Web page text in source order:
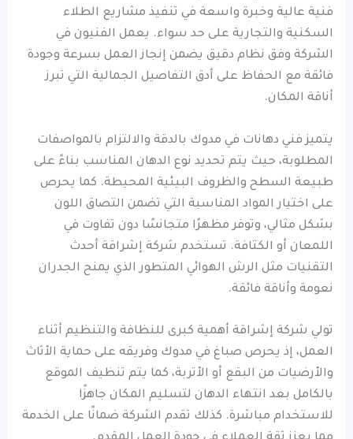
فنية عالية وخبرة واسعة في تنفيذ مشاريع الطلاء
السكنية والتجارية على حد سواء. يعمل الفنيون في
الشركة وفق نظام دقيق يضمن إنجاز العمل بسرعة وجودة
فائقة مع الحفاظ على أدق التفاصيل الجمالية التي تبرز
أناقة المكان.
يتميز فني دهانات في مدوك بالدقة والالتزام بالمواصفات
المطلوبة، حيث يتم تحديد نوع الدهان المناسب بناءً على
طبيعة السطح والظروف البيئية المحيطة. كما يحرص
على اختيار المواد المناسبة التي تضمن التصاق اللون
بشكل مثالي، وتوفر مظهرًا متجانسًا دون تفاوت في
اللمعان أو الكثافة. تستخدم شركة إشراقة أحدث
التقنيات مثل الرش الهوائي المتطور الذي يمنح الجدران
نعومة وأناقة فائقة.
تولي شركة إشراقة أهمية كبرى للنظافة والتنظيم أثناء
العمل، إذ يحرص صباغ في مدوك وفريقه على حماية الأثاث
والأرضيات من البقع أو الأتربة، كما يتم تنظيف الموقع
بالكامل بعد انتهاء الدهان لتسليم المكان جاهزًا
للاستخدام مباشرة. كذلك تقدم الشركة ضمانًا على الخدمة